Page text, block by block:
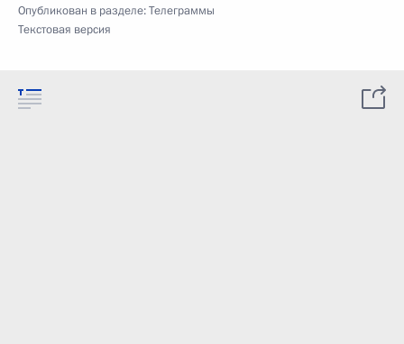
Опубликован в разделе:Телеграммы
Текстовая версия